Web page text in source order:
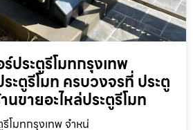
ประตูรีโมทกรุงเทพ
ะตูรีโมท ครบวงจรที่ ประตู
ขายอะไหล่ประตูรีโมท
โมทกรุงเทพ จำหน่